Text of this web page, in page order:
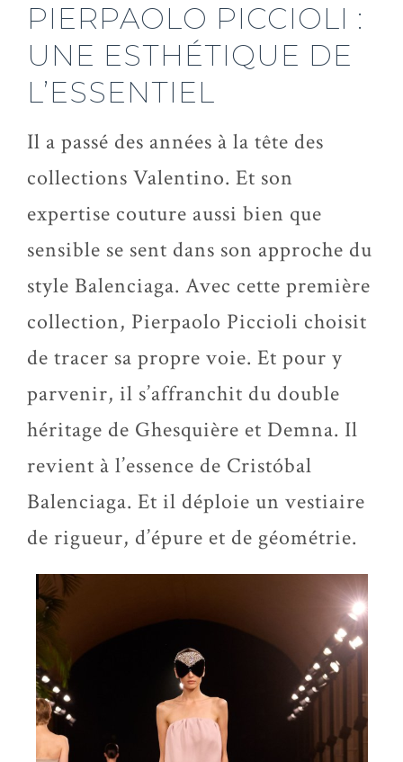
PIERPAOLO PICCIOLI :
UNE ESTHÉTIQUE DE
L’ESSENTIEL
Il a passé des années à la tête des
collections Valentino. Et son
expertise couture aussi bien que
sensible se sent dans son approche du
style Balenciaga. Avec cette première
collection, Pierpaolo Piccioli choisit
de tracer sa propre voie. Et pour y
parvenir, il s’affranchit du double
héritage de Ghesquière et Demna. Il
revient à l’essence de Cristóbal
Balenciaga. Et il déploie un vestiaire
de rigueur, d’épure et de géométrie.